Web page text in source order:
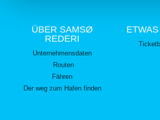
ÜBER SAMSØ
REDERI
Unternehmensdaten
Routen
Fähren
Der weg zum Hafen finden